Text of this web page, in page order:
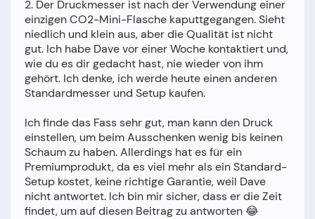
2. Der Druckmesser ist nach der Verwendung einer
einzigen CO2-Mini-Flasche kaputtgegangen. Sieht
niedlich und klein aus, aber die Qualität ist nicht
gut. Ich habe Dave vor einer Woche kontaktiert und,
wie du es dir gedacht hast, nie wieder von ihm
gehört. Ich denke, ich werde heute einen anderen
Standardmesser und Setup kaufen.
Ich finde das Fass sehr gut, man kann den Druck
einstellen, um beim Ausschenken wenig bis keinen
Schaum zu haben. Allerdings hat es für ein
Premiumprodukt, da es viel mehr als ein Standard-
Setup kostet, keine richtige Garantie, weil Dave
nicht antwortet. Ich bin mir sicher, dass er die Zeit
findet, um auf diesen Beitrag zu antworten 😂